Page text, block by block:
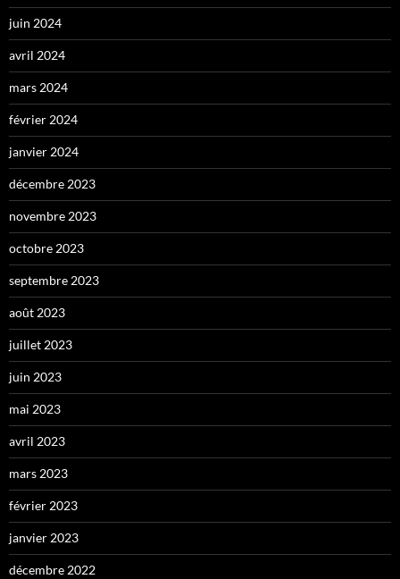
juin 2024
avril 2024
mars 2024
février 2024
janvier 2024
décembre 2023
novembre 2023
octobre 2023
septembre 2023
août 2023
juillet 2023
juin 2023
mai 2023
avril 2023
mars 2023
février 2023
janvier 2023
décembre 2022